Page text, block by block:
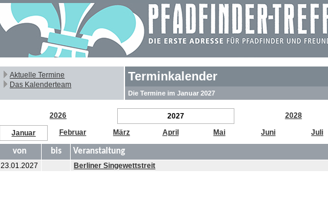
Aktuelle Termine
Das Kalenderteam
Terminkalender
Die Termine im Januar 2027
2026 2027 2028
Januar Februar März April Mai Juni Juli
von bis Veranstaltung
23.01.2027 Berliner Singewettstreit